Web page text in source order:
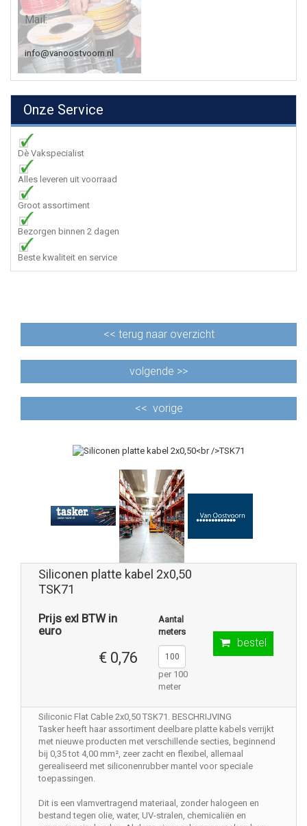
Mail:
info@vanoostvoorn.nl
Onze Service
Dè Vakspecialist
Alles leveren uit voorraad
Groot assortiment
Bezorgen binnen 2 dagen
Beste kwaliteit en service
<< terug naar overzicht
volgende >>
<< vorige
Siliconen platte kabel 2x0,50
TSK71
Prijs exl BTW in
euro
€ 0,76
Aantal
meters
per 100
meter
bestel
Siliconic Flat Cable 2x0,50 TSK71. BESCHRIJVING
Tasker heeft haar assortiment deelbare platte kabels verrijkt
met nieuwe producten met verschillende secties, beginnend
bij 0,35 tot 4,00 mm², zeer zacht en flexibel, allemaal
gerealiseerd met siliconenrubber mantel voor speciale
toepassingen.
Dit is een vlamvertragend materiaal, zonder halogeen en
bestand tegen olie, water, UV-stralen, chemicaliën en